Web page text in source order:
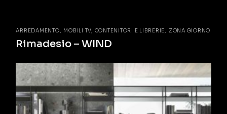
ARREDAMENTO MOBILI TV, CONTENITORI E LIBRERIE ZONA GIORNO
Rimadesio – WIND